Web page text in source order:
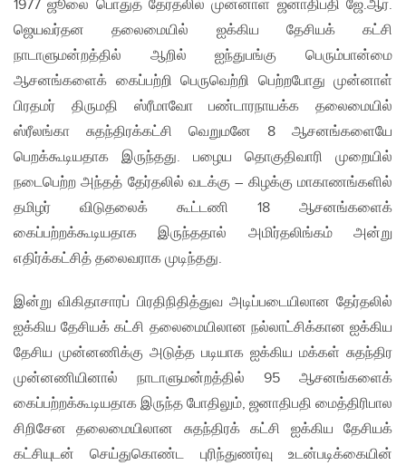
1977 ஜூலை பொதுத் தேர்தலில் முன்னாள் ஜனாதிபதி ஜே.ஆர்.
ஜெயவர்தன தலைமையில் ஐக்கிய தேசியக் கட்சி
நாடாளுமன்றத்தில் ஆறில் ஐந்துபங்கு பெரும்பான்மை
ஆசனங்களைக் கைப்பற்றி பெருவெற்றி பெற்றபோது முன்னாள்
பிரதமர் திருமதி ஸ்ரீமாவோ பண்டாரநாயக்க தலைமையில்
ஸ்ரீலங்கா சுதந்திரக்கட்சி வெறுமனே 8 ஆசனங்களையே
பெறக்கூடியதாக இருந்தது. பழைய தொகுதிவாரி முறையில்
நடைபெற்ற அந்தத் தேர்தலில் வடக்கு – கிழக்கு மாகாணங்களில்
தமிழர் விடுதலைக் கூட்டணி 18 ஆசனங்களைக்
கைப்பற்றக்கூடியதாக இருந்ததால் அமிர்தலிங்கம் அன்று
எதிர்க்கட்சித் தலைவராக முடிந்தது.
இன்று விகிதாசாரப் பிரதிநிதித்துவ அடிப்படையிலான தேர்தலில்
ஐக்கிய தேசியக் கட்சி தலைமையிலான நல்லாட்சிக்கான ஐக்கிய
தேசிய முன்னணிக்கு அடுத்த படியாக ஐக்கிய மக்கள் சுதந்திர
முன்னணியினால் நாடாளுமன்றத்தில் 95 ஆசனங்களைக்
கைப்பற்றக்கூடியதாக இருந்த போதிலும், ஜனாதிபதி மைத்திரிபால
சிறிசேன தலைமையிலான சுதந்திரக் கட்சி ஐக்கிய தேசியக்
கட்சியுடன் செய்துகொண்ட புரிந்துணர்வு உடன்படிக்கையின்